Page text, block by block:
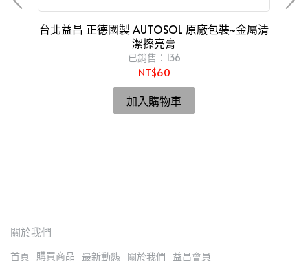
台北益昌 正德國製 AUTOSOL 原廠包裝~金屬清
潔擦亮膏
已銷售：136
NT$60
加入購物車
關於我們
首頁 購買商品 最新動態 關於我們 益昌會員